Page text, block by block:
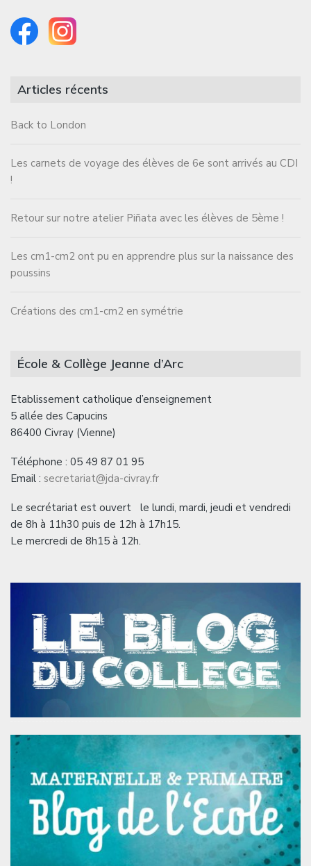
Articles récents
Back to London
Les carnets de voyage des élèves de 6e sont arrivés au CDI
!
Retour sur notre atelier Piñata avec les élèves de 5ème !
Les cm1-cm2 ont pu en apprendre plus sur la naissance des
poussins
Créations des cm1-cm2 en symétrie
École & Collège Jeanne d’Arc
Etablissement catholique d’enseignement
5 allée des Capucins
86400 Civray (Vienne)
Téléphone : 05 49 87 01 95
Email : secretariat@jda-civray.fr
Le secrétariat est ouvert le lundi, mardi, jeudi et vendredi
de 8h à 11h30 puis de 12h à 17h15.
Le mercredi de 8h15 à 12h.